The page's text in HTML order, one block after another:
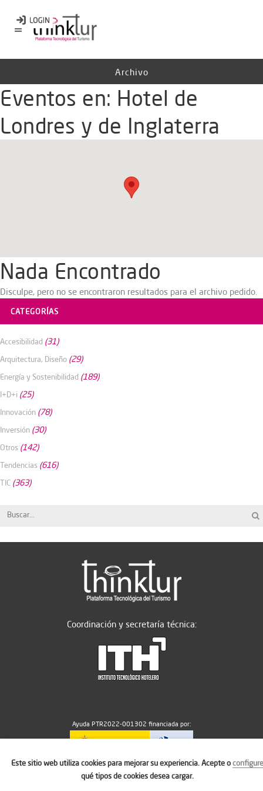
Archivo
Eventos en: Hotel de
Londres y de Inglaterra
Nada Encontrado
Disculpe, pero no se encontraron resultados para el archivo pedido.
CATEGORÍAS
Accesibilidad (31)
Arquitectura, Diseño (29)
Energía y Sostenibilidad (189)
I+D+i (25)
Innovación (78)
Inversión (30)
Otros (142)
Tendencias (616)
TIC (363)
Coordinación y secretaría técnica:
Ayuda PTR2022-001302 financiada por:
MICIU/AEI/10.13039/501100011033
Este sitio web utiliza cookies para mejorar su experiencia. Acepte oconfigure
qué tipos de cookies desea cargar.